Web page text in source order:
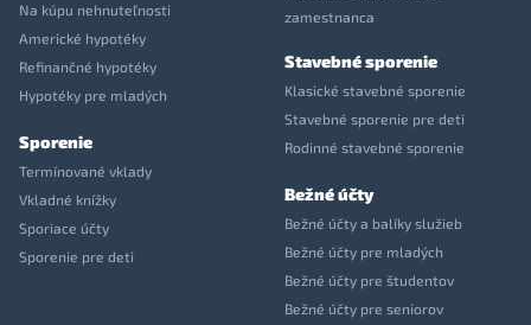
Na kúpu nehnuteľnosti
Americké hypotéky
Refinančné hypotéky
Hypotéky pre mladých
Sporenie
Termínované vklady
Vkladné knížky
Sporiace účty
Sporenie pre deti
zamestnanca
Stavebné sporenie
Klasické stavebné sporenie
Stavebné sporenie pre deti
Rodinné stavebné sporenie
Bežné účty
Bežné účty a balíky služieb
Bežné účty pre mladých
Bežné účty pre študentov
Bežné účty pre seniorov